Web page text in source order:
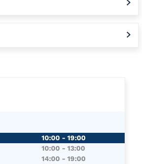
10:00 - 19:00
10:00 - 13:00
14:00 - 19:00